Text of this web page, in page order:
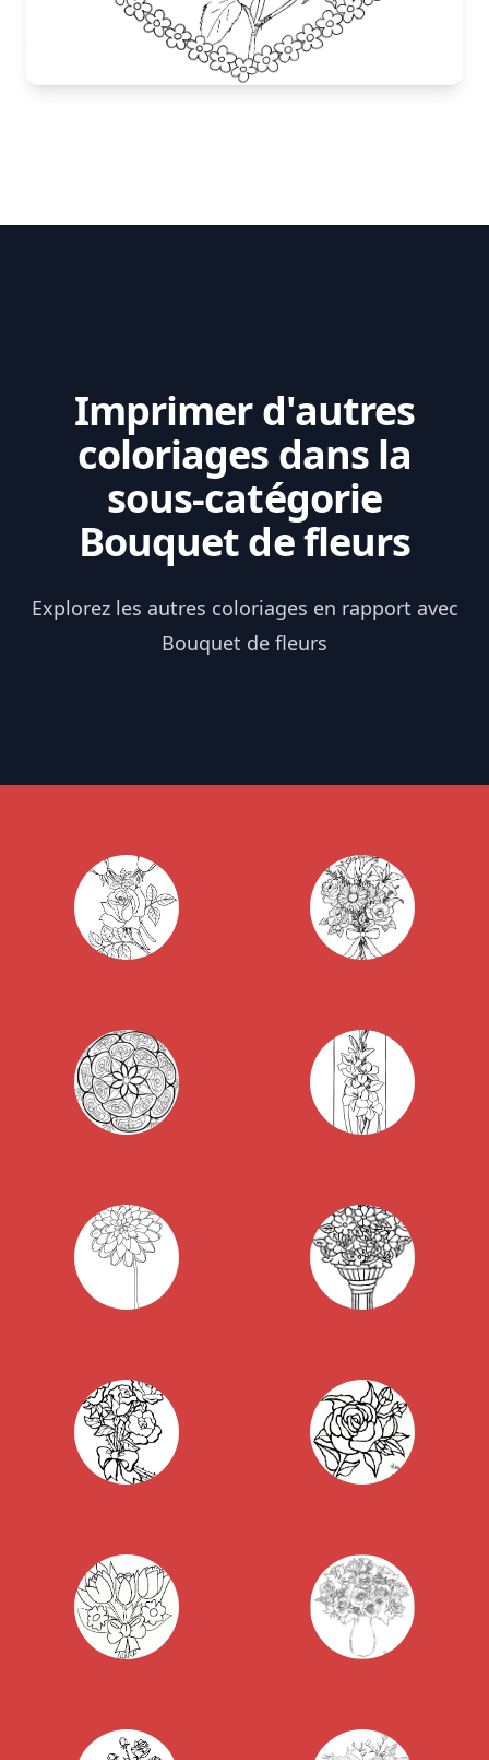
Imprimer d'autres
coloriages dans la
sous-catégorie
Bouquet de fleurs
Explorez les autres coloriages en rapport avec
Bouquet de fleurs